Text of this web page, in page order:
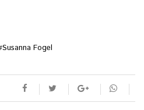
Susanna Fogel